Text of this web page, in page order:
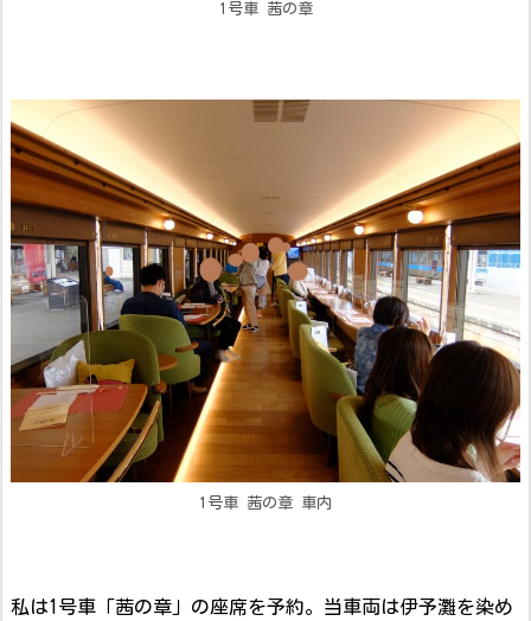
1号車 茜の章
1号車 茜の章 車内
私は1号車「茜の章」の座席を予約。当車両は伊予灘を染め